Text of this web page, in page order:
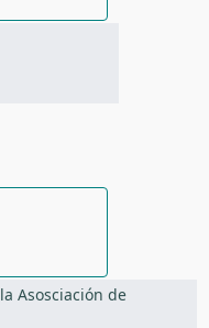
Asosciación de